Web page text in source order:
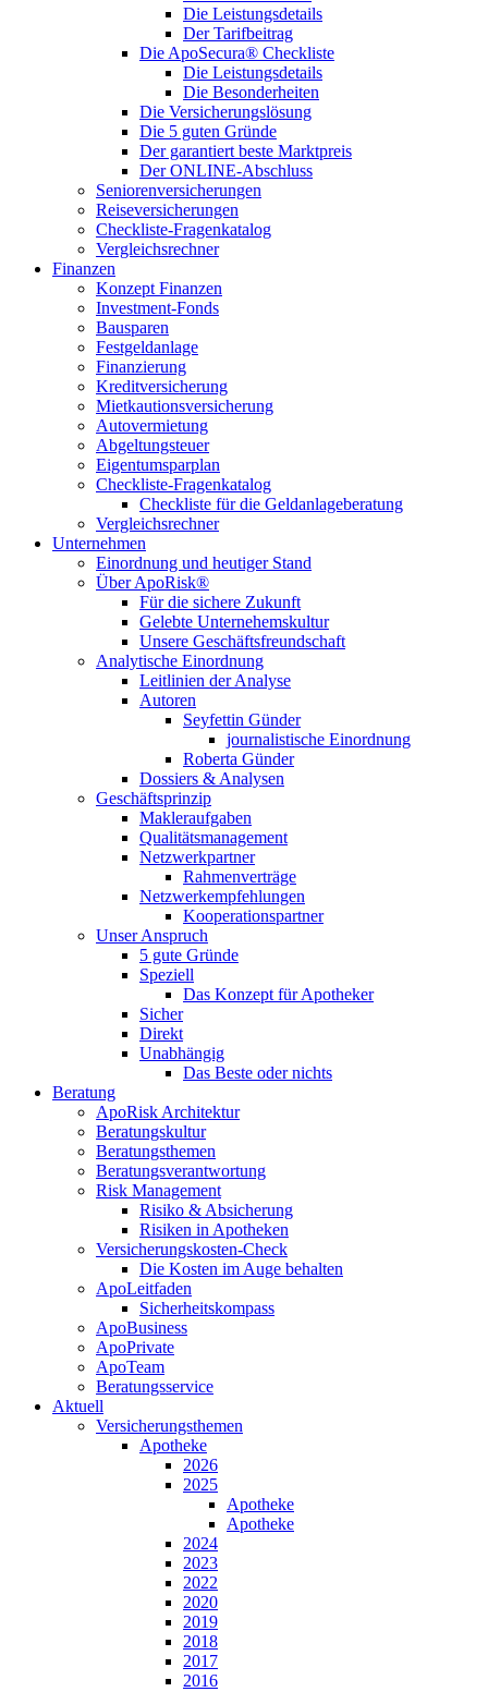
Die Leistungsdetails
Der Tarifbeitrag
Die ApoSecura® Checkliste
Die Leistungsdetails
Die Besonderheiten
Die Versicherungslösung
Die 5 guten Gründe
Der garantiert beste Marktpreis
Der ONLINE-Abschluss
Seniorenversicherungen
Reiseversicherungen
Checkliste-Fragenkatalog
Vergleichsrechner
Finanzen
Konzept Finanzen
Investment-Fonds
Bausparen
Festgeldanlage
Finanzierung
Kreditversicherung
Mietkautionsversicherung
Autovermietung
Abgeltungsteuer
Eigentumsparplan
Checkliste-Fragenkatalog
Checkliste für die Geldanlageberatung
Vergleichsrechner
Unternehmen
Einordnung und heutiger Stand
Über ApoRisk®
Für die sichere Zukunft
Gelebte Unternehemskultur
Unsere Geschäftsfreundschaft
Analytische Einordnung
Leitlinien der Analyse
Autoren
Seyfettin Günder
journalistische Einordnung
Roberta Günder
Dossiers & Analysen
Geschäftsprinzip
Makleraufgaben
Qualitätsmanagement
Netzwerkpartner
Rahmenverträge
Netzwerkempfehlungen
Kooperationspartner
Unser Anspruch
5 gute Gründe
Speziell
Das Konzept für Apotheker
Sicher
Direkt
Unabhängig
Das Beste oder nichts
Beratung
ApoRisk Architektur
Beratungskultur
Beratungsthemen
Beratungsverantwortung
Risk Management
Risiko & Absicherung
Risiken in Apotheken
Versicherungskosten-Check
Die Kosten im Auge behalten
ApoLeitfaden
Sicherheitskompass
ApoBusiness
ApoPrivate
ApoTeam
Beratungsservice
Aktuell
Versicherungsthemen
Apotheke
2026
2025
Apotheke
Apotheke
2024
2023
2022
2020
2019
2018
2017
2016